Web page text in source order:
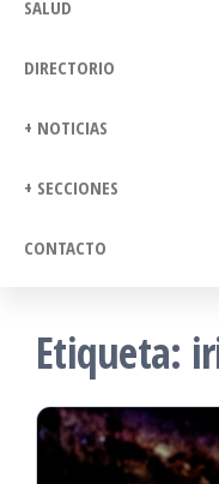
SALUD
DIRECTORIO
+ NOTICIAS
+ SECCIONES
CONTACTO
Etiqueta: